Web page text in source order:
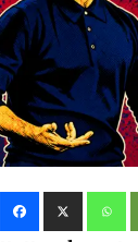
parte di
vincere 0-2
è stato
in terra